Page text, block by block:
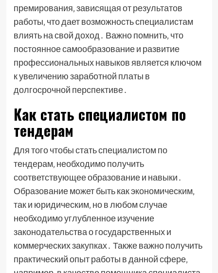
премирования‚ зависящая от результатов
работы‚ что дает возможность специалистам
влиять на свой доход․ Важно помнить‚ что
постоянное самообразование и развитие
профессиональных навыков является ключом
к увеличению заработной платы в
долгосрочной перспективе․
Как стать специалистом по
тендерам
Для того чтобы стать специалистом по
тендерам‚ необходимо получить
соответствующее образование и навыки․
Образование может быть как экономическим‚
так и юридическим‚ но в любом случае
необходимо углубленное изучение
законодательства о государственных и
коммерческих закупках․ Также важно получить
практический опыт работы в данной сфере‚